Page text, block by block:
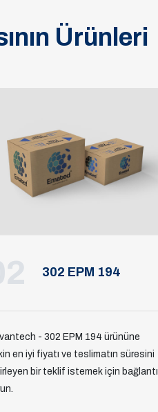
Ürünleri
302 EPM 194
- 302 EPM 194 ürününe
en iyi fiyatı ve teslimatın süresini
bir teklif istemek için bağlantı